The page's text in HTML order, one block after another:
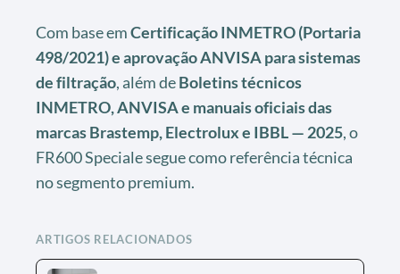
Com base emCertificação INMETRO (Portaria
498/2021) e aprovação ANVISA para sistemas
de filtração, além deBoletins técnicos
INMETRO, ANVISA e manuais oficiais das
marcas Brastemp, Electrolux e IBBL — 2025, o
FR600 Speciale segue como referência técnica
no segmento premium.
ARTIGOS RELACIONADOS